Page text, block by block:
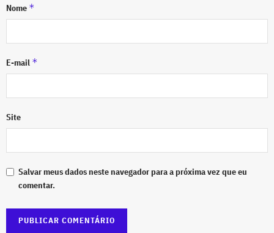
Nome *
E-mail *
Site
Salvar meus dados neste navegador para a próxima vez que eu
comentar.